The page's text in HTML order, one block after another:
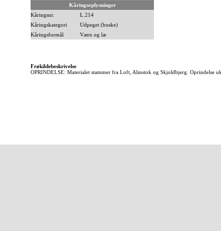
Kåringsoplysninger
Kåringsnr.
L.214
Kåringskategori
Udpeget (buske)
Kåringsformål
Værn og læ
Frøkildebeskrivelse
OPRINDELSE: Materialet stammer fra Loft, Almstok og Skjoldbjerg. Oprindelse